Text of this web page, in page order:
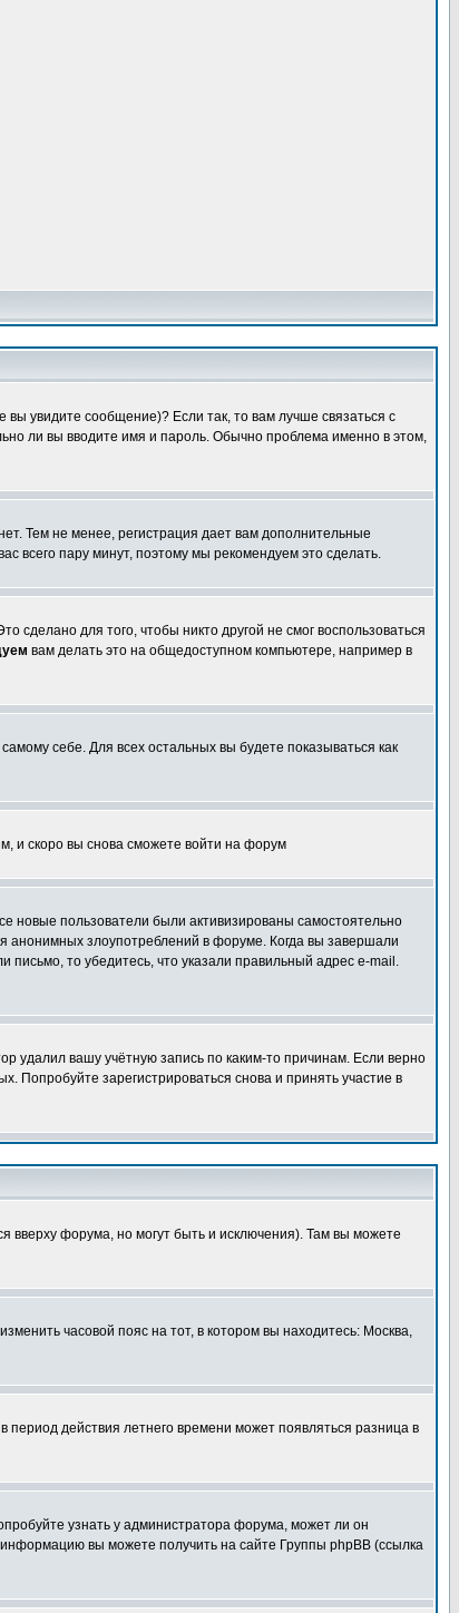
увидите сообщение)? Если так, то вам лучше связаться с
ли вы вводите имя и пароль. Обычно проблема именно в этом,
Тем не менее, регистрация дает вам дополнительные
всего пару минут, поэтому мы рекомендуем это сделать.
сделано для того, чтобы никто другой не смог воспользоваться
вам делать это на общедоступном компьютере, например в
себе. Для всех остальных вы будете показываться как
и скоро вы снова сможете войти на форум
новые пользователи были активизированы самостоятельно
анонимных злоупотреблений в форуме. Когда вы завершали
письмо, то убедитесь, что указали правильный адрес e-mail.
удалил вашу учётную запись по каким-то причинам. Если верно
зарегистрироваться снова и принять участие в
вверху форума, но могут быть и исключения). Там вы можете
часовой пояс на тот, в котором вы находитесь: Москва,
действия летнего времени может появляться разница в
узнать у администратора форума, может ли он
вы можете получить на сайте Группы phpBB (ссылка